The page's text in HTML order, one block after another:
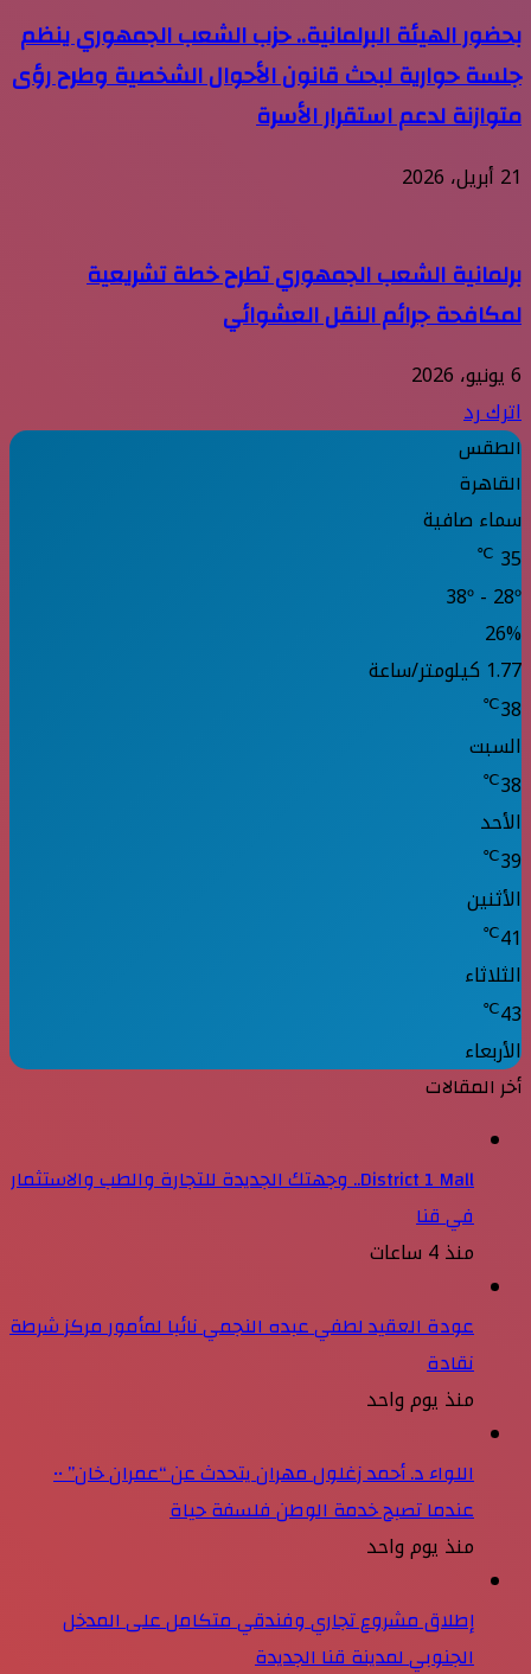
بحضور الهيئة البرلمانية.. حزب الشعب الجمهوري ينظم
جلسة حوارية لبحث قانون الأحوال الشخصية وطرح رؤى
متوازنة لدعم استقرار الأسرة
21 أبريل، 2026
برلمانية الشعب الجمهوري تطرح خطة تشريعية
لمكافحة جرائم النقل العشوائي
6 يونيو، 2026
اترك رد
الطقس
القاهرة
سماء صافية
35
℃
38º - 28º
26%
1.77 كيلومتر/ساعة
38
℃
السبت
38
℃
الأحد
39
℃
الأثنين
41
℃
الثلاثاء
43
℃
الأربعاء
أخر المقالات
District 1 Mall.. وجهتك الجديدة للتجارة والطب والاستثمار
في قنا
منذ 4 ساعات
عودة العقيد لطفي عبده النجمي نائبا لمأمور مركز شرطة
نقادة
منذ يوم واحد
اللواء د. أحمد زغلول مهران يتحدث عن “عمران خان” ••
عندما تصبح خدمة الوطن فلسفة حياة
منذ يوم واحد
إطلاق مشروع تجاري وفندقي متكامل على المدخل
الجنوبي لمدينة قنا الجديدة